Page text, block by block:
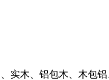
实木、铝包木、木包